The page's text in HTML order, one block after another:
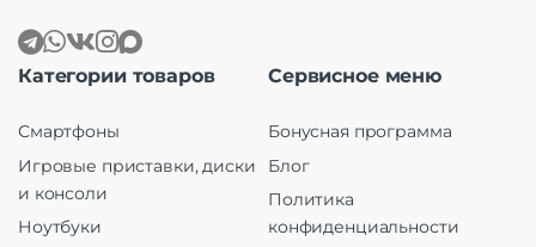
Категории товаров
Смартфоны
Игровые приставки, диски
и консоли
Ноутбуки
Сервисное меню
Бонусная программа
Блог
Политика
конфиденциальности